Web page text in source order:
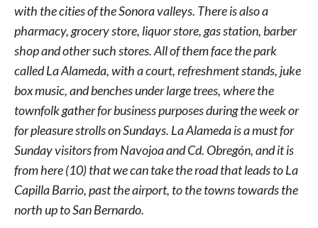
with the cities of the Sonora valleys. There is also a
pharmacy, grocery store, liquor store, gas station, barber
shop and other such stores. All of them face the park
called La Alameda, with a court, refreshment stands, juke
box music, and benches under large trees, where the
townfolk gather for business purposes during the week or
for pleasure strolls on Sundays. La Alameda is a must for
Sunday visitors from Navojoa and Cd. Obregón, and it is
from here (10) that we can take the road that leads to La
Capilla Barrio, past the airport, to the towns towards the
north up to San Bernardo.